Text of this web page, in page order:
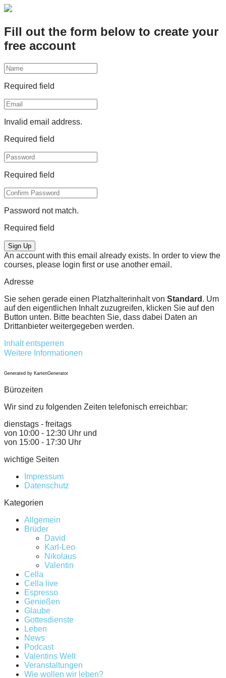
Fill out the form below to create your
free account
Required field
Invalid email address.
Required field
Required field
Password not match.
Required field
Sign Up
An account with this email already exists. In order to view the
courses, please login first or use another email.
Adresse
Sie sehen gerade einen Platzhalterinhalt von Standard . Um
auf den eigentlichen Inhalt zuzugreifen, klicken Sie auf den
Button unten. Bitte beachten Sie, dass dabei Daten an
Drittanbieter weitergegeben werden.
Inhalt entsperren
Weitere Informationen
Generated by KartenGenerator
Bürozeiten
Wir sind zu folgenden Zeiten telefonisch erreichbar:
dienstags - freitags
von 10:00 - 12:30 Uhr und
von 15:00 - 17:30 Uhr
wichtige Seiten
Impressum
Datenschutz
Kategorien
Allgemein
Brüder
David
Karl-Leo
Nikolaus
Valentin
Cella
Cella live
Espresso
Genießen
Glaube
Gottesdienste
Leben
News
Podcast
Valentins Welt
Veranstaltungen
Wie wollen wir leben?